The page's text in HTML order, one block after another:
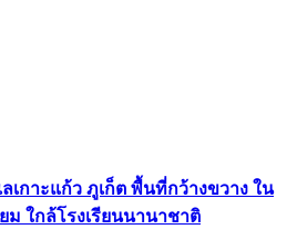
เกาะแก้ว ภูเก็ต พื้นที่กว้างขวาง ใน
ใกล้โรงเรียนนานาชาติ